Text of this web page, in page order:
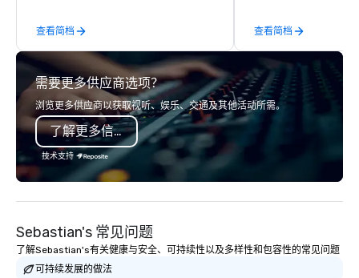
time they've asked you to find
something different and exciting for
everybody. When looking for specific
venues to host your group, it can be
quite challenging. And the last thing
you want is another work event that
feels more like a chore than a fun
activity. Your team doesn’t want to: -
Throw any more axes - Go bowling
again - Sit bored at a large group
dinner Experience The City's Haunted
special evening, you and your team
will have the perfect opportunity to
get to know each other better! Your
查看简档
years of industry
commitment to
service set us apart.
smart, reliable
make the end-user
seamless from start to
查看简档
需要更多供应商选项？
浏览更多供应商以获取视听、娱乐、交通及其他活动所需。
了解更多信息
技术支持
Sebastian's 常见问题
了解Sebastian's有关健康与安全、可持续性以及多样性和包容性的常见问题
可持续发展的做法